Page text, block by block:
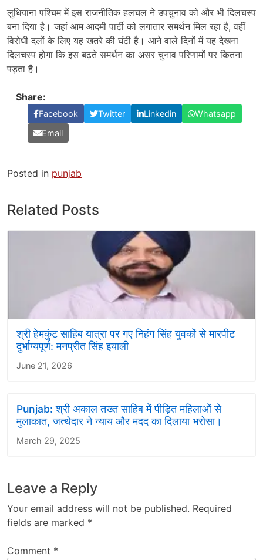
लुधियाना पश्चिम में इस राजनीतिक हलचल ने उपचुनाव को और भी दिलचस्प
बना दिया है। जहां आम आदमी पार्टी को लगातार समर्थन मिल रहा है, वहीं
विरोधी दलों के लिए यह खतरे की घंटी है। आने वाले दिनों में यह देखना
दिलचस्प होगा कि इस बढ़ते समर्थन का असर चुनाव परिणामों पर कितना
पड़ता है।
Share:
Facebook Twitter Linkedin
Whatsapp
Email
Posted in punjab
Related Posts
श्री हेमकुंट साहिब यात्रा पर गए निहंग सिंह युवकों से मारपीट
दुर्भाग्यपूर्ण: मनप्रीत सिंह इयाली
June 21, 2026
Punjab: श्री अकाल तख्त साहिब में पीड़ित महिलाओं से
मुलाकात, जत्थेदार ने न्याय और मदद का दिलाया भरोसा।
March 29, 2025
Leave a Reply
Your email address will not be published. Required
fields are marked *
Comment *